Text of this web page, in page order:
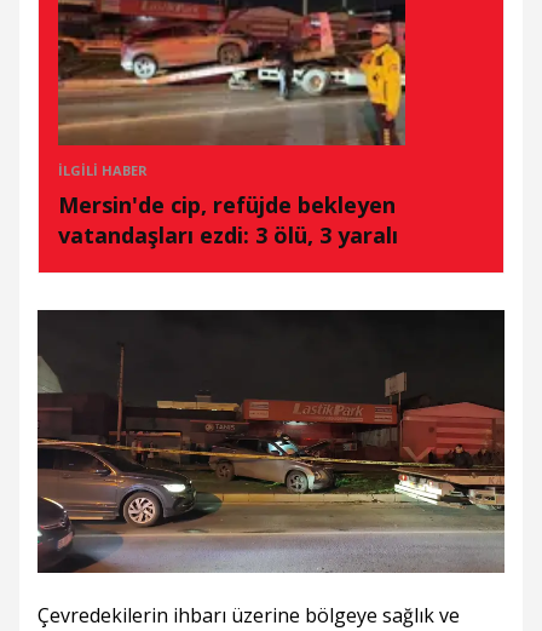
İLGILI HABER
Mersin'de cip, refüjde bekleyen
vatandaşları ezdi: 3 ölü, 3 yaralı
Çevredekilerin ihbarı üzerine bölgeye sağlık ve